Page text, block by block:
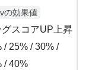
の効果値
グスコアUP上昇
/ 25% / 30% /
/ 40%